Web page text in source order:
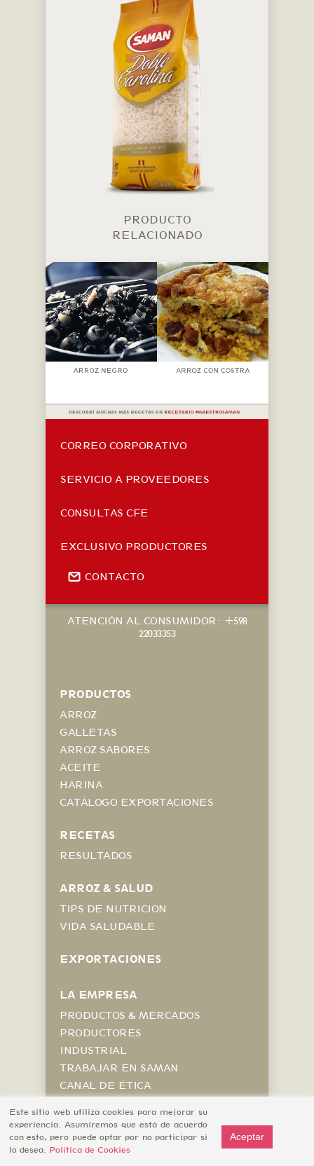
PRODUCTO
RELACIONADO
CORREO CORPORATIVO
SERVICIO A PROVEEDORES
CONSULTAS CFE
EXCLUSIVO PRODUCTORES
CONTACTO
ATENCIÓN AL CONSUMIDOR: +598
22033353
PRODUCTOS
ARROZ
GALLETAS
ARROZ SABORES
ACEITE
HARINA
CATÁLOGO EXPORTACIONES
RECETAS
RESULTADOS
ARROZ & SALUD
TIPS DE NUTRICION
VIDA SALUDABLE
EXPORTACIONES
LA EMPRESA
PRODUCTOS & MERCADOS
PRODUCTORES
INDUSTRIAL
TRABAJAR EN SAMAN
CANAL DE ÉTICA
© SAMAN – RBLA. BALTASAR BRUM
2772. T: +598 22081421 –Política de
Este sitio web utiliza cookies para mejorar su
experiencia. Asumiremos que está de acuerdo
con esto, pero puede optar por no participar si
lo desea. Política de Cookies
Aceptar